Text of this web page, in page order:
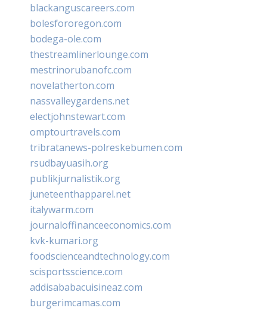
blackanguscareers.com
bolesfororegon.com
bodega-ole.com
thestreamlinerlounge.com
mestrinorubanofc.com
novelatherton.com
nassvalleygardens.net
electjohnstewart.com
omptourtravels.com
tribratanews-polreskebumen.com
rsudbayuasih.org
publikjurnalistik.org
juneteenthapparel.net
italywarm.com
journaloffinanceeconomics.com
kvk-kumari.org
foodscienceandtechnology.com
scisportsscience.com
addisababacuisineaz.com
burgerimcamas.com